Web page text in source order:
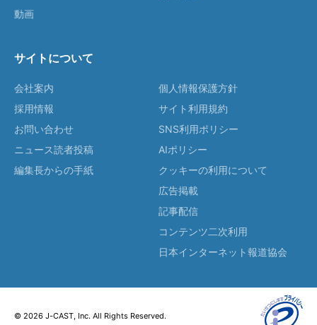
動画
サイトについて
会社案内
採用情報
お問い合わせ
ニュース読者投稿
編集長からの手紙
個人情報保護方針
サイト利用規約
SNS利用ポリシー
AIポリシー
クッキーの利用について
広告掲載
記事配信
コンテンツ二次利用
日本インターネット報道協会
© 2026 J-CAST, Inc. All Rights Reserved.